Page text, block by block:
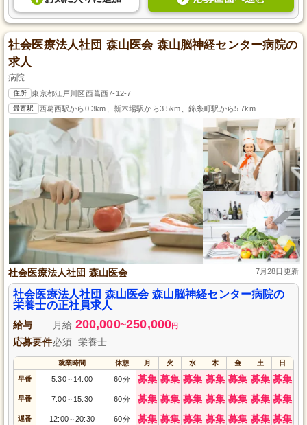
社会医療法人社団 森山医会 森山脳神経センター病院の
求人
病院
住所 東京都江戸川区西葛西7-12-7
最寄駅 西葛西駅から0.3km、新木場駅から3.5km、錦糸町駅から5.7km
社会医療法人社団 森山医会 7月28日更新
社会医療法人社団 森山医会 森山脳神経センター病院の
栄養士の正社員求人
給与 月給 200,000~250,000円
応募要件必須: 栄養士
就業時間 休憩 月 火 水 木 金 土 日
早番 5:30～ 14:00 60分 募集 募集 募集 募集 募集 募集 募集
早番 7:00～ 15:30 60分 募集 募集 募集 募集 募集 募集 募集
遅番 12:00～20:30 60分 募集 募集 募集 募集 募集 募集 募集